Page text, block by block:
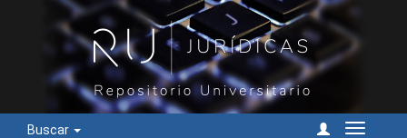
Buscar
Cambiar